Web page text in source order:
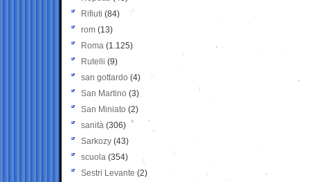
Rifiuti (84)
rom (13)
Roma (1.125)
Rutelli (9)
san gottardo (4)
San Martino (3)
San Miniato (2)
sanità (306)
Sarkozy (43)
scuola (354)
Sestri Levante (2)